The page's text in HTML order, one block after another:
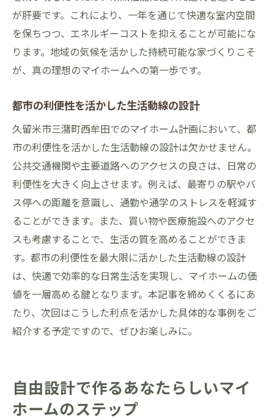
が肝要です。これにより、一年を通じて快適な室内空間
を保ちつつ、エネルギーコストを抑えることが可能にな
ります。地域の気候を活かした持続可能な家づくりこそ
が、真の理想のマイホームへの第一歩です。
都市の利便性を活かした生活動線の設計
久留米市三潴町西牟田でのマイホーム計画において、都
市の利便性を活かした生活動線の設計は欠かせません。
公共交通機関や主要道路へのアクセスの良さは、日常の
利便性を大きく向上させます。例えば、最寄りの駅やバ
ス停への距離を意識し、通勤や通学のストレスを軽減す
ることができます。また、買い物や医療施設へのアクセ
スも考慮することで、生活の質を高めることができま
す。都市の利便性を最大限に活かした生活動線の設計
は、快適で効率的な日常生活を実現し、マイホームの価
値を一層高める鍵となります。本記事を締めくくるにあ
たり、次回はこうした利点を活かした具体的な事例をご
紹介する予定ですので、ぜひお楽しみに。
自由設計で作るあなたらしいマイ
ホームのステップ